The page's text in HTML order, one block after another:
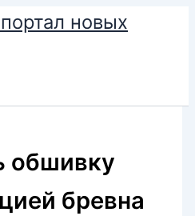
новых
обшивку
бревна